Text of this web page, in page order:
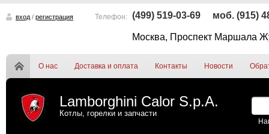
вход / регистрация Телефон: (499) 519-03-69 моб. (915)
Москва, Проспект Маршала
О нас Доставка и оплата Контакты Новости
Lamborghini Calor S.p.A.
Котлы, горелки и запчасти